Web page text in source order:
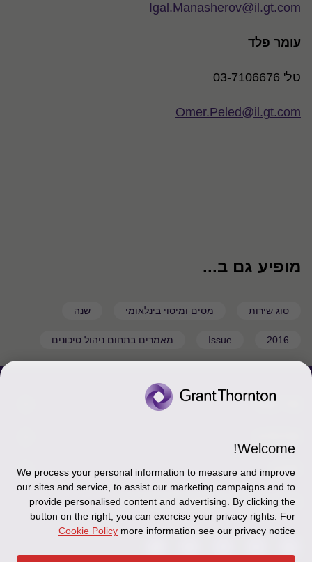
Igal.Manasherov@il.gt.com
עומר פלד
טל' 03-7106676
Omer.Peled@il.gt.com
מופיע גם ב...
סוג שירות מסים ומיסוי בינלאומי שנה
2016
Issue מאמרים בתחום ניהול סיכונים
צור קשר
כניסה לעובדים - דוא"ל
כניסה לעובדים - דוחות עבודה
אודותינו
זיכרון והנצחה
תקנון
מדיניות הפרטיות
Disclaimer
Ethics Hotline
עקבו אחרינו ברשתות החברתיות
Welcome!
We process your personal information to measure and improve
our sites and service, to assist our marketing campaigns and to
provide personalised content and advertising. By clicking the
button on the right, you can exercise your privacy rights. For
more information see our privacy notice
Cookie Policy